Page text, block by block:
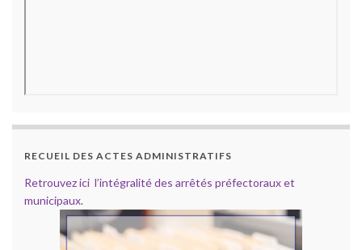
RECUEIL DES ACTES ADMINISTRATIFS
Retrouvez ici l’intégralité des arrêtés préfectoraux et
municipaux.